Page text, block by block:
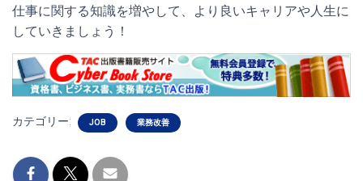
仕事に関する知識を増やして、より良いキャリアや人生に
していきましょう！
カテゴリー: JOB 業務改善